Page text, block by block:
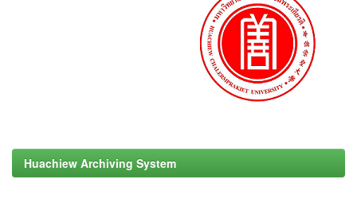
Huachiew Archiving System